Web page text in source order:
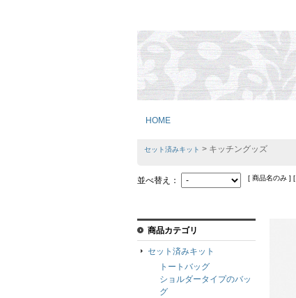
HOME
セット済みキット > キッチングッズ
並べ替え： [ 商品名のみ ] [
商品カテゴリ
セット済みキット
トートバッグ
ショルダータイプのバッ
グ